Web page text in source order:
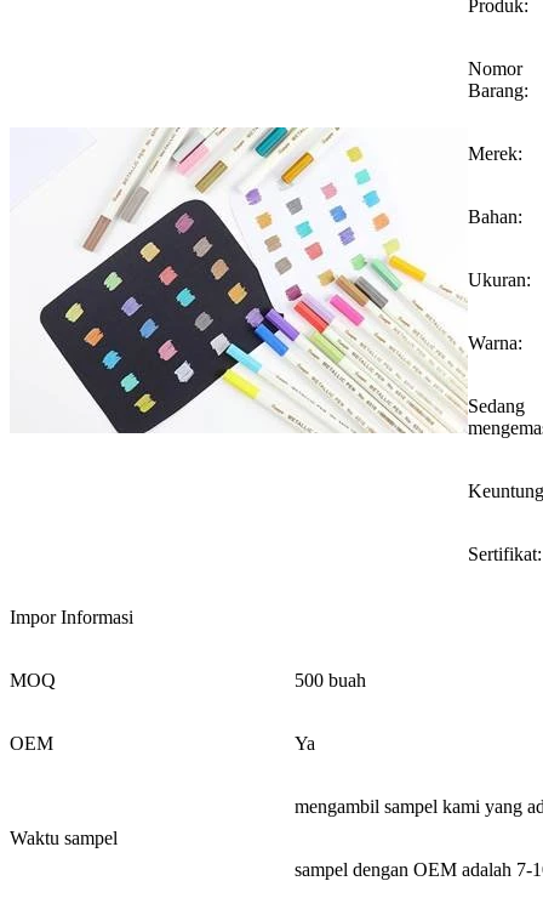
Produk:
Nomor
Barang:
Merek:
Bahan:
Ukuran:
Warna:
Sedang
Sertifikat:
Impor Informasi
MOQ 500 buah
OEM Ya
Waktu sampel
mengambil sampel kami yang
sampel dengan OEM adalah 7-